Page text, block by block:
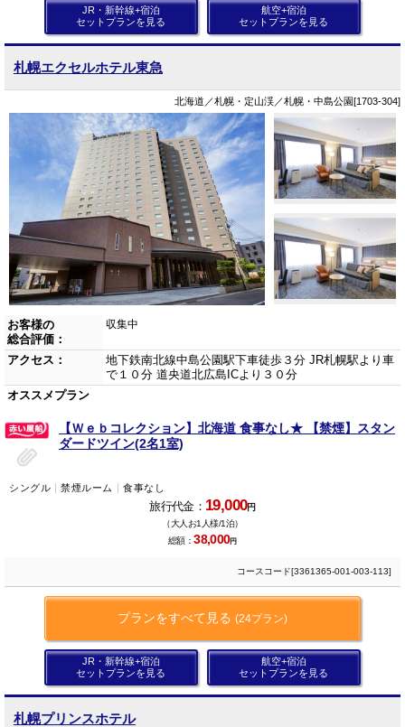
JR・新幹線+宿泊
セットプランを見る
航空+宿泊
セットプランを見る
札幌エクセルホテル東急
北海道／札幌・定山渓／札幌・中島公園[1703-304]
お客様の
総合評価：
収集中
アクセス：
地下鉄南北線中島公園駅下車徒歩３分 JR札幌駅より車
で１０分 道央道北広島ICより３０分
オススメプラン
【Ｗｅｂコレクション】北海道 食事なし★ 【禁煙】スタン
ダードツイン(2名1室)
シングル 禁煙ルーム 食事なし
旅行代金： 19,000円
（大人お1人様/1泊）
総額：38,000円
コースコード[3361365-001-003-113]
プランをすべて見る (24プラン)
JR・新幹線+宿泊
セットプランを見る
航空+宿泊
セットプランを見る
札幌プリンスホテル